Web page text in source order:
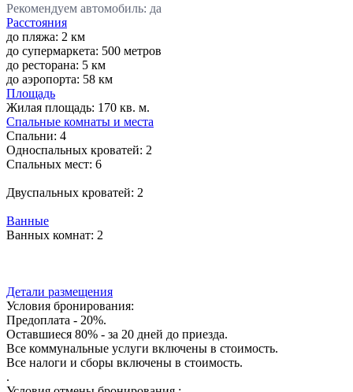
Рекомендуем автомобиль: да
Расстояния
до пляжа: 2 км
до супермаркета: 500 метров
до ресторана: 5 км
до аэропорта: 58 км
Площадь
Жилая площадь: 170 кв. м.
Спальные комнаты и места
Спальни: 4
Односпальных кроватей: 2
Спальных мест: 6
Двуспальных кроватей: 2
Ванные
Ванных комнат: 2
Детали размещения
Условия бронирования:
Предоплата - 20%.
Оставшиеся 80% - за 20 дней до приезда.
Все коммунальные услуги включены в стоимость.
Все налоги и сборы включены в стоимость.
.